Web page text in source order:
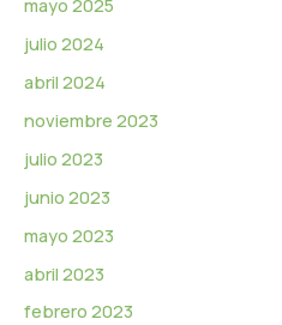
julio 2024
abril 2024
noviembre 2023
julio 2023
junio 2023
mayo 2023
abril 2023
febrero 2023